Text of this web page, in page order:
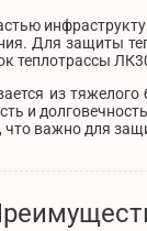
Для защиты
теплотрассы
из
и
важно для